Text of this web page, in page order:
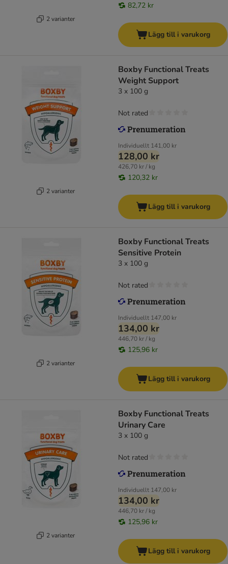
2 varianter
82,72 kr
Lägg till i varukorg
2 varianter
Boxby Functional Treats
Weight Support
3 x 100 g
Individuellt 141,00 kr
128,00 kr
426,70 kr / kg
120,32 kr
Not rated
Lägg till i varukorg
2 varianter
Boxby Functional Treats
Sensitive Protein
3 x 100 g
Individuellt 147,00 kr
134,00 kr
446,70 kr / kg
125,96 kr
Not rated
Lägg till i varukorg
2 varianter
Boxby Functional Treats
Urinary Care
3 x 100 g
Individuellt 147,00 kr
134,00 kr
446,70 kr / kg
125,96 kr
Not rated
Lägg till i varukorg